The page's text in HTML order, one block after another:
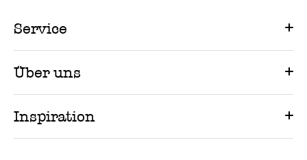
Service
Über uns
Inspiration